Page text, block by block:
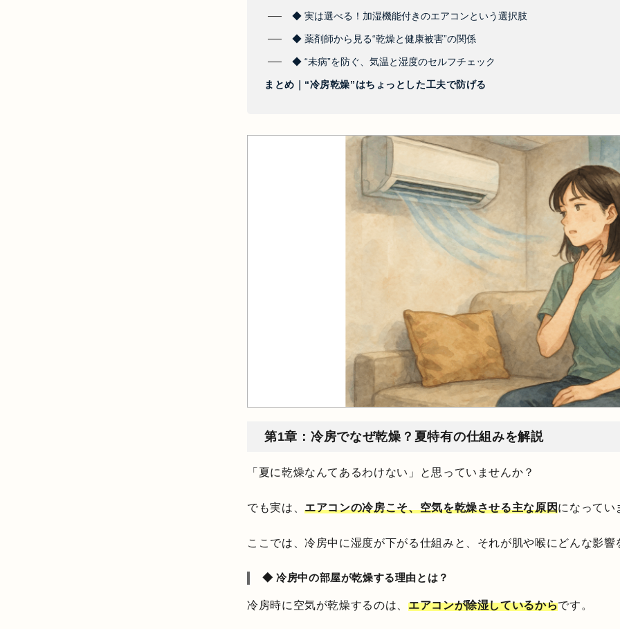
◆ 実は選べる！加湿機能付きのエアコンという選択肢
◆ 薬剤師から見る“乾燥と健康被害”の関係
◆ “未病”を防ぐ、気温と湿度のセルフチェック
まとめ｜“冷房乾燥”はちょっとした工夫で防げる
第1章：冷房でなぜ乾燥？夏特有の仕組みを解説
「夏に乾燥なんてあるわけない」と思っていませんか？
でも実は、エアコンの冷房こそ、空気を乾燥させる主な原因になってい
ここでは、冷房中に湿度が下がる仕組みと、それが肌や喉にどんな影
◆ 冷房中の部屋が乾燥する理由とは？
冷房時に空気が乾燥するのは、 エアコンが除湿しているからです。